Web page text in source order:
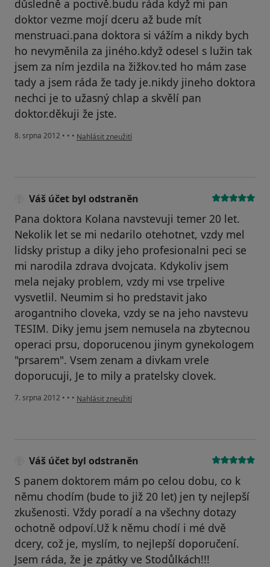
důsledně a poctivě.budu ráda když mi pan
doktor vezme mojí dceru až bude mít
menstruaci.pana doktora si vážím a nikdy bych
ho nevyměnila za jiného.když odesel s lužin tak
jsem za ním jezdila na žižkov.ted ho mám zase
tady a jsem ráda že tady je.nikdy jineho doktora
nechci je to užasný chlap a skvělí pan
doktor.děkuji že jste.
8. srpna 2012 • • • podle názoru uživatele Váš účet byl odstraněn
Nahlásit zneužití
Váš účet byl odstraněn
Pana doktora Kolana navstevuji temer 20 let.
Nekolik let se mi nedarilo otehotnet, vzdy mel
lidsky pristup a diky jeho profesionalni peci se
mi narodila zdrava dvojcata. Kdykoliv jsem
mela nejaky problem, vzdy mi vse trpelive
vysvetlil. Neumim si ho predstavit jako
arogantniho cloveka, vzdy se na jeho navstevu
TESIM. Diky jemu jsem nemusela na zbytecnou
operaci prsu, doporucenou jinym gynekologem
"prsarem". Vsem zenam a divkam vrele
doporucuji, Je to mily a pratelsky clovek.
7. srpna 2012 • • • podle názoru uživatele Váš účet byl odstraněn
Nahlásit zneužití
Váš účet byl odstraněn
S panem doktorem mám po celou dobu, co k
němu chodím (bude to již 20 let) jen ty nejlepší
zkušenosti. Vždy poradí a na všechny dotazy
ochotně odpoví.Už k němu chodí i mé dvě
dcery, což je, myslím, to nejlepší doporučení.
Jsem ráda, že je zpátky ve Stodůlkách!!!